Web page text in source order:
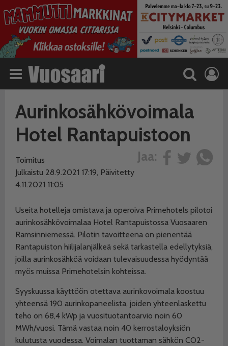
Aurinkosähkövoimala
Hotel Rantapuistoon
Jaa:
Toimitus
Julkaistu 28.9.2021 17:19, Päivitetty
4.11.2021 11:05
Useita hotelleja omistava ja operoiva Primehotels pilotoi
aurinkosähkövoimalaa Hotel Rantapuistossa Vuosaaren
Ramsinniemessä. Pilotin tavoitteena on pienentää
Rantapuiston hiilijalanjälkeä sekä tarkastella edellytyksiä,
joilla aurinkosähköä voidaan tulevaisuudessa hyödyntää
myös muissa Primehotelsin kohteissa.
Syyskuussa käyttöön otettava aurinkovoimala koostuu
yhteensä 190 aurinkopaneelista, joiden yhteenlaskettu
teho on 68,4 kWp ja vuosituotantoarvio noin 60
MWh/vuosi. Tämä vastaa noin 40 kerrostaloyksiön
kulutusta vuodessa. Voimalan tuottaman sähkön CO2-